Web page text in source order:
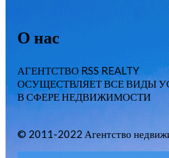
О нас
АГЕНТСТВО RSS REALTY
ОСУЩЕСТВЛЯЕТ ВСЕ ВИДЫ
В СФЕРЕ НЕДВИЖИМОСТИ
© 2011-2022 Агентство